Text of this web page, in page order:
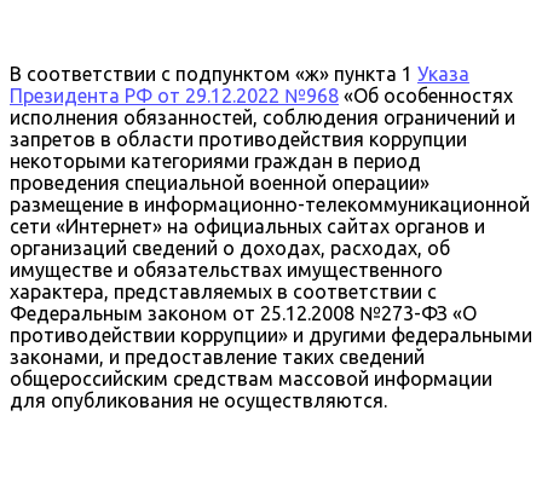
В соответствии с подпунктом «ж» пункта 1 Указа
Президента РФ от 29.12.2022 №968 «Об особенностях
исполнения обязанностей, соблюдения ограничений и
запретов в области противодействия коррупции
некоторыми категориями граждан в период
проведения специальной военной операции»
размещение в информационно-телекоммуникационной
сети «Интернет» на официальных сайтах органов и
организаций сведений о доходах, расходах, об
имуществе и обязательствах имущественного
характера, представляемых в соответствии с
Федеральным законом от 25.12.2008 №273-ФЗ «О
противодействии коррупции» и другими федеральными
законами, и предоставление таких сведений
общероссийским средствам массовой информации
для опубликования не осуществляются.